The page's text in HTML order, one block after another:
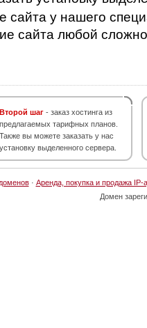
сайта у нашего
сайта любой
Второй шаг - заказ хостинга из
предлагаемых тарифных планов.
Также вы можете заказать у нас
установку выделенного сервера.
· Аренда, покупка и продажа IP-
Домен